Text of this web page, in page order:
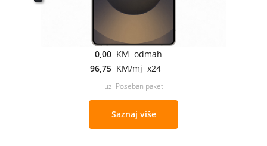
0,00 KM odmah
96,75 KM/mj x24
uz Poseban paket
Saznaj više